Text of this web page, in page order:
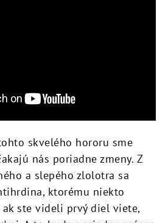
skvelého hororu sme
nás poriadne zmeny. Z
a slepého zlolotra sa
ktorému niekto
ak ste videli prvý diel viete,